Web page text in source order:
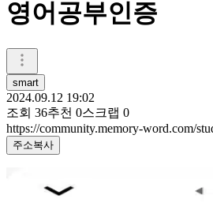
영어공부인증
smart
2024.09.12 19:02
조회 36추천 0스크랩 0
https://community.memory-word.com/
주소복사